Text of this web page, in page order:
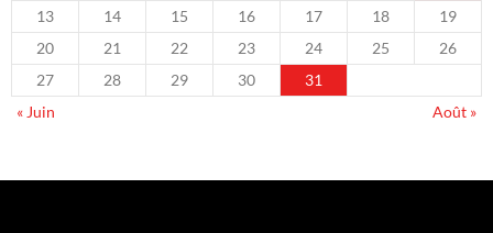
13
14 15 16 17 18
19
20
21 22 23 24 25
26
27
28 29 30
31
« Juin
Août »